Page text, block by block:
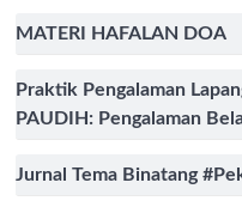
MATERI HAFALAN DOA
Praktik Pengalaman
PAUDIH: Pengalaman
Jurnal Tema Binatang